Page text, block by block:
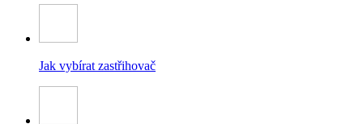
Jak vybírat zastřihovač